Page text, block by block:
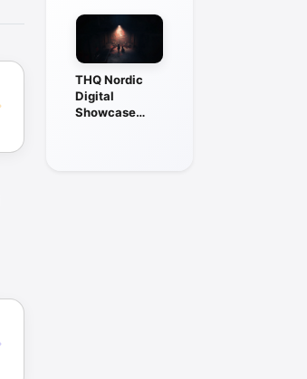
THQ Nordic
Digital
Showcase